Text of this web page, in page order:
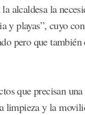
alcaldesa la
y playas”, cuyo
pero que
que precisan
y la